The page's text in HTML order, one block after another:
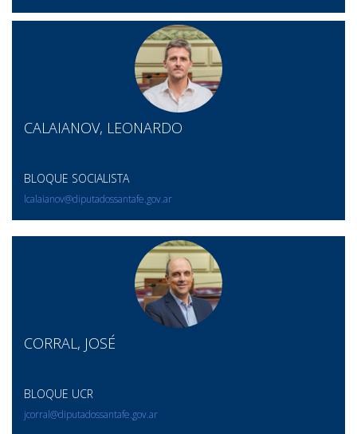
CALAIANOV, LEONARDO
BLOQUE SOCIALISTA
lcalaianov@diputadossantafe.gov.ar
CORRAL, JOSÉ
BLOQUE UCR
jcorral@diputadossantafe.gov.ar